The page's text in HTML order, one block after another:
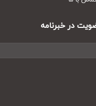
در خبرنامه